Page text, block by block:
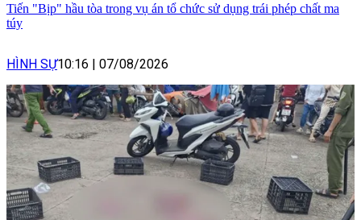
Tiến "Bịp" hầu tòa trong vụ án tổ chức sử dụng trái phép chất ma
túy
HÌNH SỰ10:16 | 07/08/2026